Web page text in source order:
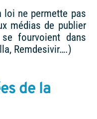
loi ne permette pas
médias de publier
fourvoient dans
Remdesivir….)
de la